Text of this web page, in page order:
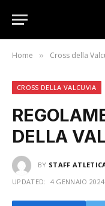
Home » Cross della
CROSS DELLA VALCUVIA
DELLA
BY STAFF
UPDATED: 4 GENNAIO 2024